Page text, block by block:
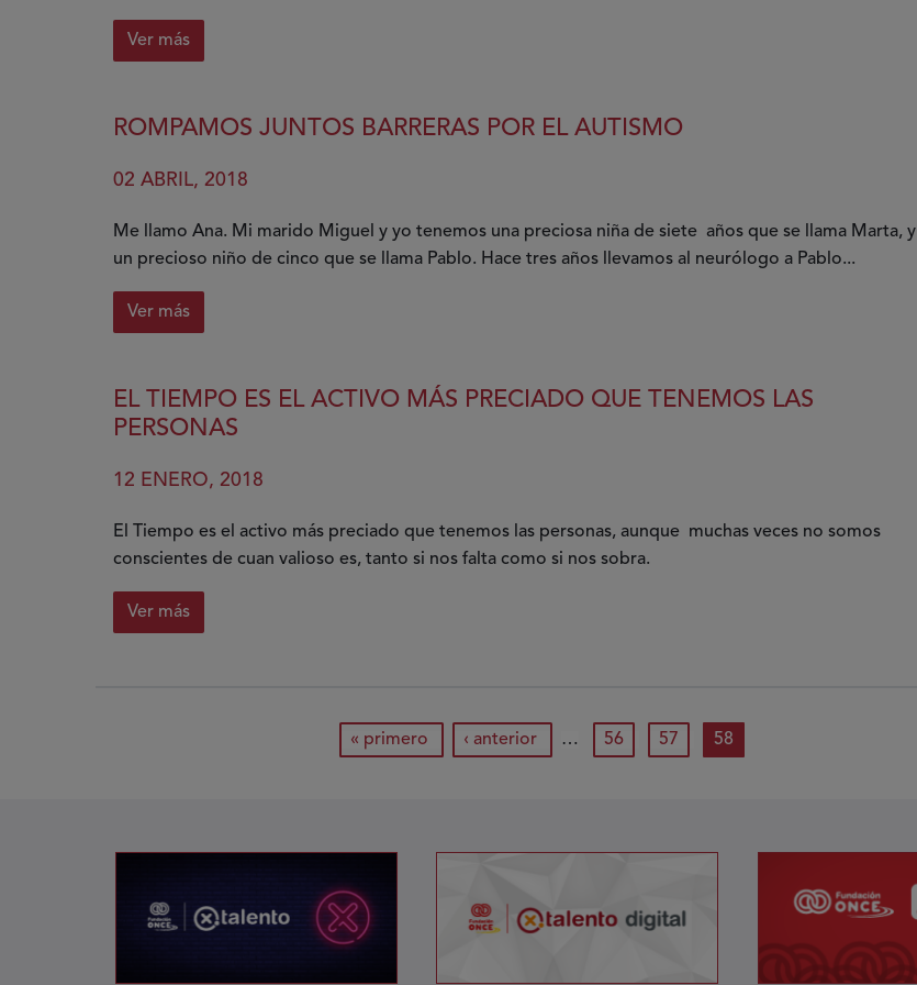
Ver más
sobre
fibromialgia
muy
¿O
no?
ROMPAMOS JUNTOS BARRERAS POR EL AUTISMO
02 ABRIL, 2018
Me llamo Ana. Mi marido Miguel y yo tenemos una preciosa niña de siete años que se llama Marta, y
un precioso niño de cinco que se llama Pablo. Hace tres años llevamos al neurólogo a Pablo...
Ver más
sobre
juntos
barreras
el
EL TIEMPO ES EL ACTIVO MÁS PRECIADO QUE TENEMOS LAS
PERSONAS
12 ENERO, 2018
El Tiempo es el activo más preciado que tenemos las personas, aunque muchas veces no somos
conscientes de cuan valioso es, tanto si nos falta como si nos sobra.
Ver más
sobre
que
las
personas
primera página
« primero página anterior
‹ anterior … página
56 página
57 página actual
58